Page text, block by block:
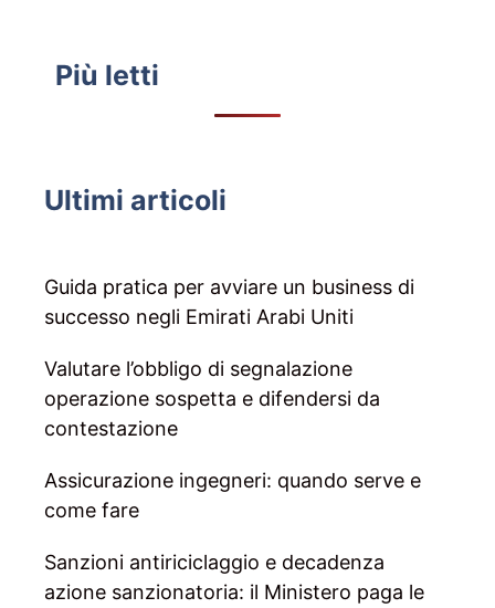
Più letti
Ultimi articoli
Guida pratica per avviare un business di
successo negli Emirati Arabi Uniti
Valutare l’obbligo di segnalazione
operazione sospetta e difendersi da
contestazione
Assicurazione ingegneri: quando serve e
come fare
Sanzioni antiriciclaggio e decadenza
azione sanzionatoria: il Ministero paga le